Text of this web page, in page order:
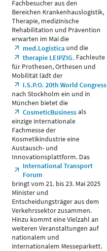
Fachbesucher aus den
Bereichen Krankenhauslogistik,
Therapie, medizinische
Rehabilitation und Prävention
erwarten im Mai die
med.Logisticaund die
therapie LEIPZIG. Fachleute
für Prothesen, Orthesen und
Mobilität lädt der
I.S.P.O. 20th World Congress
nach Stockholm ein und in
München bietet die
CosmeticBusinessals
einzige internationale
Fachmesse der
Kosmetikindustrie eine
Austausch- und
Innovationsplattform. Das
International Transport
Forum
bringt vom 21. bis 23. Mai 2025
Minister und
Entscheidungsträger aus dem
Verkehrssektor zusammen.
Hinzu kommt eine Vielzahl an
weiteren Veranstaltungen auf
nationalem und
internationalem Messeparkett.